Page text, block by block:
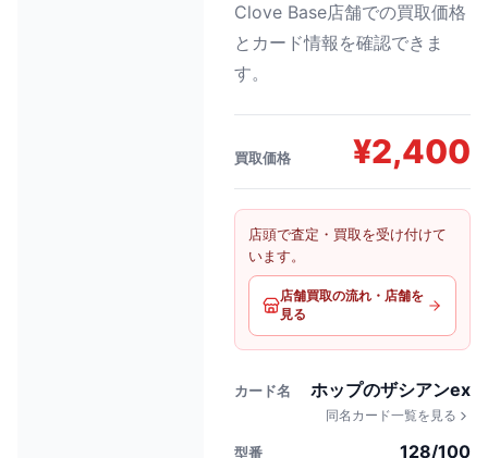
Clove Base店舗での買取価格
とカード情報を確認できま
す。
買取価格 ¥2,400
店頭で査定・買取を受け付けて
います。
店舗買取の流れ・店舗を
見る
カード名 ホップのザシアンex
同名カード一覧を見る
型番 128/100